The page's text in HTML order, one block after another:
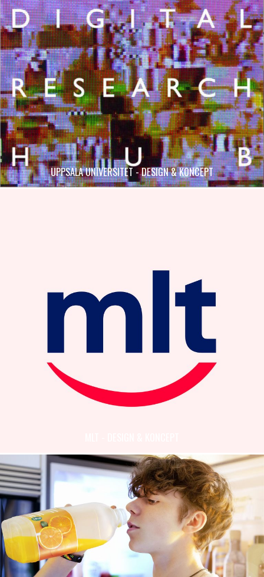
UPPSALA UNIVERSITET - DESIGN & KONCEPT